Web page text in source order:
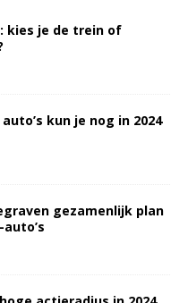
kies je de trein of
kun je nog in 2024
gezamenlijk plan